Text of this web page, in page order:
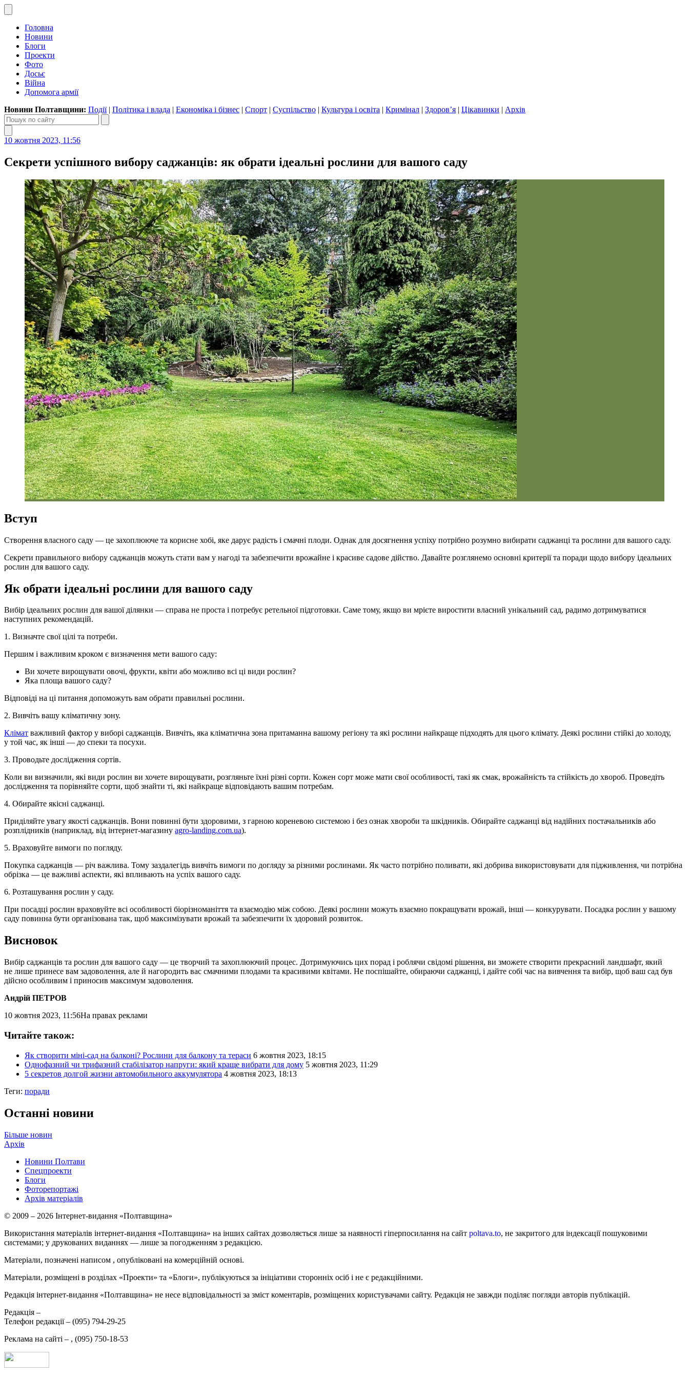
Головна
Новини
Блоги
Проекти
Фото
Досьє
Війна
Допомога армії
Новини Полтавщини: Події| Політика і влада | Економіка і бізнес | Спорт | Суспільство | Культура і освіта | Кримінал | Здоров’я | Цікавинки | Архів
10 жовтня 2023, 11:56
Секрети успішного вибору саджанців: як обрати ідеальні рослини для вашого саду
Вступ
Створення власного саду — це захоплююче та корисне хобі, яке дарує радість і смачні плоди. Однак для досягнення успіху потрібно розумно вибирати саджанці та рослини для вашого саду.
Секрети правильного вибору саджанців можуть стати вам у нагоді та забезпечити врожайне і красиве садове дійство. Давайте розглянемо основні критерії та поради щодо вибору ідеальних
рослин для вашого саду.
Як обрати ідеальні рослини для вашого саду
Вибір ідеальних рослин для вашої ділянки — справа не проста і потребує ретельної підготовки. Саме тому, якщо ви мрієте виростити власний унікальний сад, радимо дотримуватися
наступних рекомендацій.
1. Визначте свої цілі та потреби.
Першим і важливим кроком є визначення мети вашого саду:
Ви хочете вирощувати овочі, фрукти, квіти або можливо всі ці види рослин?
Яка площа вашого саду?
Відповіді на ці питання допоможуть вам обрати правильні рослини.
2. Вивчіть вашу кліматичну зону.
Клімат важливий фактор у виборі саджанців. Вивчіть, яка кліматична зона притаманна вашому регіону та які рослини найкраще підходять для цього клімату. Деякі рослини стійкі до холоду,
у той час, як інші — до спеки та посухи.
3. Проводьте дослідження сортів.
Коли ви визначили, які види рослин ви хочете вирощувати, розгляньте їхні різні сорти. Кожен сорт може мати свої особливості, такі як смак, врожайність та стійкість до хвороб. Проведіть
дослідження та порівняйте сорти, щоб знайти ті, які найкраще відповідають вашим потребам.
4. Обирайте якісні саджанці.
Приділяйте увагу якості саджанців. Вони повинні бути здоровими, з гарною кореневою системою і без ознак хвороби та шкідників. Обирайте саджанці від надійних постачальників або
розплідників (наприклад, від інтернет-магазину agro-landing.com.ua).
5. Враховуйте вимоги по погляду.
Покупка саджанців — річ важлива. Тому заздалегідь вивчіть вимоги по догляду за різними рослинами. Як часто потрібно поливати, які добрива використовувати для підживлення, чи потрібна
обрізка — це важливі аспекти, які впливають на успіх вашого саду.
6. Розташування рослин у саду.
При посадці рослин враховуйте всі особливості біорізноманіття та взаємодію між собою. Деякі рослини можуть взаємно покращувати врожай, інші — конкурувати. Посадка рослин у вашому
саду повинна бути організована так, щоб максимізувати врожай та забезпечити їх здоровий розвиток.
Висновок
Вибір саджанців та рослин для вашого саду — це творчий та захоплюючий процес. Дотримуючись цих порад і роблячи свідомі рішення, ви зможете створити прекрасний ландшафт, який
не лише принесе вам задоволення, але й нагородить вас смачними плодами та красивими квітами. Не поспішайте, обираючи саджанці, і дайте собі час на вивчення та вибір, щоб ваш сад був
дійсно особливим і приносив максимум задоволення.
Андрій ПЕТРОВ
10 жовтня 2023, 11:56На правах реклами
Читайте також:
Як створити міні-сад на балконі? Рослини для балкону та тераси 6 жовтня 2023, 18:15
Однофазний чи трифазний стабілізатор напруги: який краще вибрати для дому 5 жовтня 2023, 11:29
5 секретов долгой жизни автомобильного аккумулятора 4 жовтня 2023, 18:13
Теги: поради
Останні новини
Більше новин
Архів
Новини Полтави
Спецпроекти
Блоги
Фоторепортажі
Архів матеріалів
© 2009 – 2026 Інтернет-видання «Полтавщина»
Використання матеріалів інтернет-видання «Полтавщина» на інших сайтах дозволяється лише за наявності гіперпосилання на сайт poltava.to, не закритого для індексації пошуковими
системами; у друкованих виданнях — лише за погодженням з редакцією.
Матеріали, позначені написом , опубліковані на комерційній основі.
Матеріали, розміщені в розділах «Проекти» та «Блоги», публікуються за ініціативи сторонніх осіб і не є редакційними.
Редакція інтернет-видання «Полтавщина» не несе відповідальності за зміст коментарів, розміщених користувачами сайту. Редакція не завжди поділяє погляди авторів публікацій.
Редакція –
Телефон редакції – (095) 794-29-25
Реклама на сайті – , (095) 750-18-53